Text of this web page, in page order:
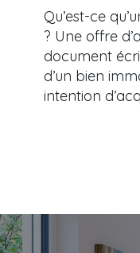
Qu’est-ce
? Une offre
document
d’un bien
intention